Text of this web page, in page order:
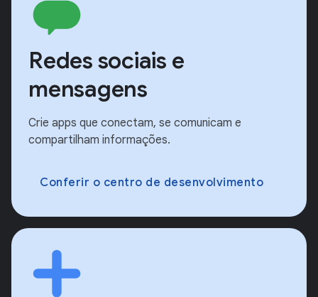
Redes sociais e
mensagens
Crie apps que conectam, se comunicam e
compartilham informações.
Conferir o centro de desenvolvimento